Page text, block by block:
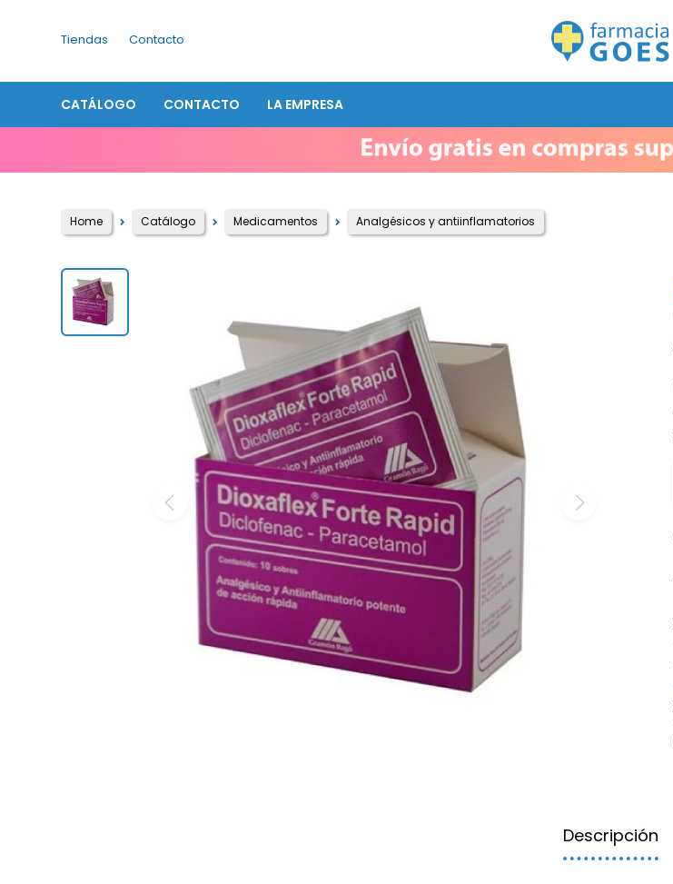
CATÁLOGO CONTACTO LA EMPRESA
Tiendas Contacto
Home Catálogo Medicamentos Analgésicos y antiinflamatorios
Descripción